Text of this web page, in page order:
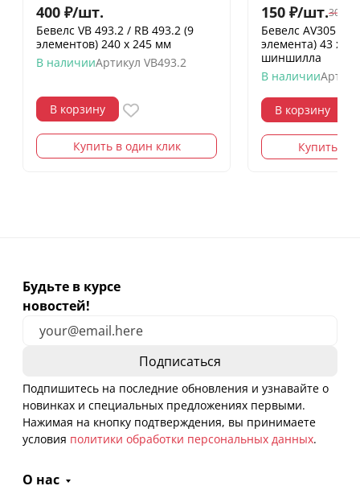
400 ₽/шт.
Бевелс VB 493.2 / RB 493.2 (9
элементов) 240 х 245 мм
В наличииАртикул VB493.2
В корзину
Купить в один клик
150 ₽/шт.300
Бевелс AV305
элемента) 43 х
шиншилла
В наличии
В корзину
Купить в
Будьте в курсе
новостей!
Подпишитесь на последние обновления и узнавайте о
новинках и специальных предложениях первыми.
Нажимая на кнопку подтверждения, вы принимаете
условия политики обработки персональных данных.
О нас